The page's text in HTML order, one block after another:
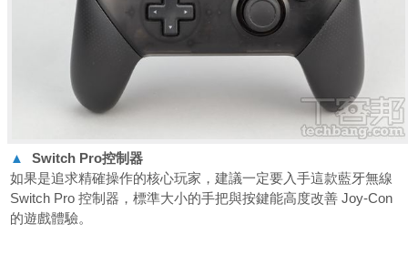
▲ Switch Pro控制器
如果是追求精確操作的核心玩家，建議一定要入手這款藍牙無線
Switch Pro 控制器，標準大小的手把與按鍵能高度改善 Joy-Con
的遊戲體驗。